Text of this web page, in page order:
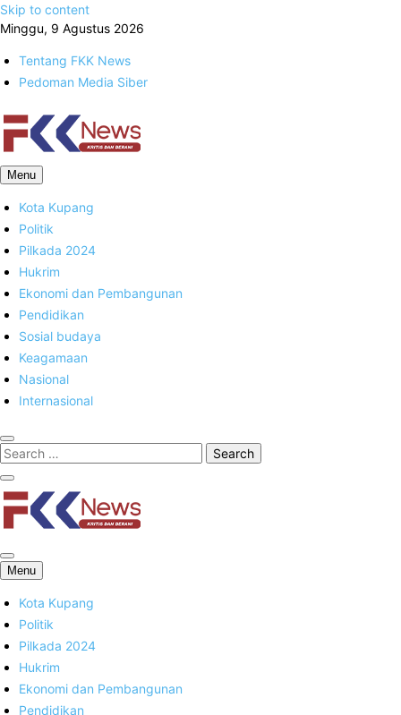
Skip to content
Minggu, 9 Agustus 2026
Tentang FKK News
Pedoman Media Siber
FKK News
Menu
Kota Kupang
Politik
Pilkada 2024
Hukrim
Ekonomi dan Pembangunan
Pendidikan
Sosial budaya
Keagamaan
Nasional
Internasional
FKK News
Menu
Kota Kupang
Politik
Pilkada 2024
Hukrim
Ekonomi dan Pembangunan
Pendidikan